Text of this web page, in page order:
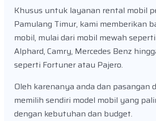
Khusus untuk layanan rental mobil
Pamulang Timur, kami memberikan
mobil, mulai dari mobil mewah
Alphard, Camry, Mercedes Benz
seperti Fortuner atau Pajero.
Oleh karenanya anda dan pasangan
memilih sendiri model mobil yang
dengan kebutuhan dan budget.